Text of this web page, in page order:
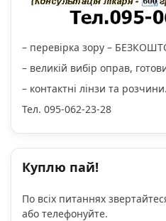
– перевірка зору –
– великій вибір оправ,
– контактні лінзи та розчини.
Тел. 095-062-23-28
Куплю пай!
По всіх питаннях
або телефонуйте.